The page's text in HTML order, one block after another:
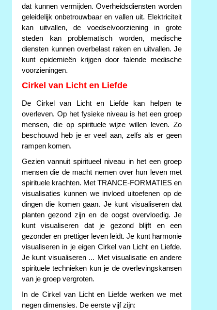
dat kunnen vermijden. Overheidsdiensten worden
geleidelijk onbetrouwbaar en vallen uit. Elektriciteit
kan uitvallen, de voedselvoorziening in grote
steden kan problematisch worden, medische
diensten kunnen overbelast raken en uitvallen. Je
kunt epidemieën krijgen door falende medische
voorzieningen.
Cirkel van Licht en Liefde
De Cirkel van Licht en Liefde kan helpen te
overleven. Op het fysieke niveau is het een groep
mensen, die op spirituele wijze willen leven. Zo
beschouwd heb je er veel aan, zelfs als er geen
rampen komen.
Gezien vannuit spiritueel niveau in het een groep
mensen die de macht nemen over hun leven met
spirituele krachten. Met TRANCE-FORMATIES en
visualisaties kunnen we invloed uitoefenen op de
dingen die komen gaan. Je kunt visualiseren dat
planten gezond zijn en de oogst overvloedig. Je
kunt visualiseren dat je gezond blijft en een
gezonder en prettiger leven leidt. Je kunt harmonie
visualiseren in je eigen Cirkel van Licht en Liefde.
Je kunt visualiseren ... Met visualisatie en andere
spirituele technieken kun je de overlevingskansen
van je groep vergroten.
In de Cirkel van Licht en Liefde werken we met
negen dimensies. De eerste vijf zijn: